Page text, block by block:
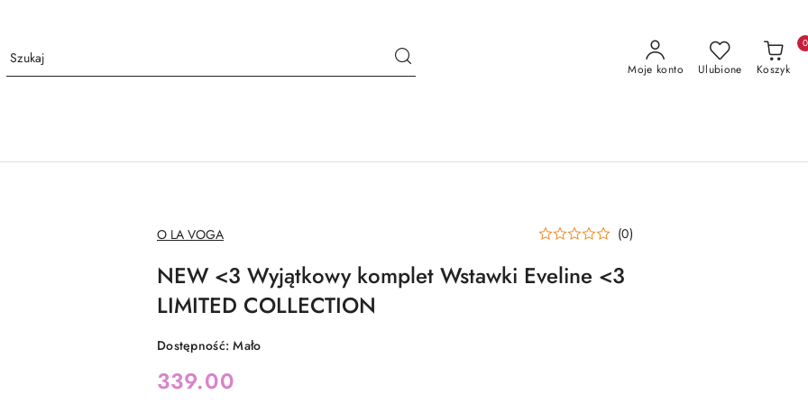
Moje konto Ulubione Koszyk
0
NAZWA
PRODUCENTA:
O LA VOGA (0)
NEW <3 Wyjątkowy komplet Wstawki Eveline <3
LIMITED COLLECTION
Dostępność:Mało
cena:
339.00